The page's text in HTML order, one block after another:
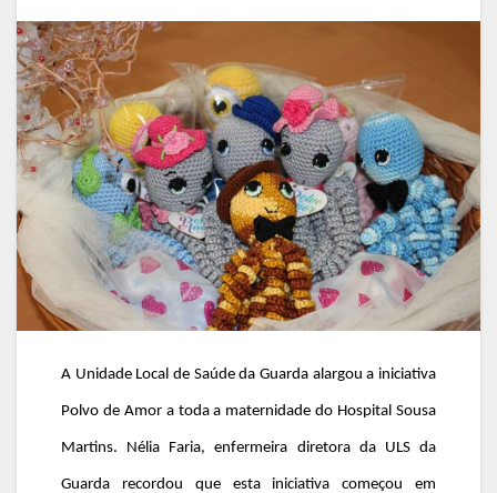
A Unidade Local de Saúde da Guarda alargou a iniciativa
Polvo de Amor a toda a maternidade do Hospital Sousa
Martins. Nélia Faria, enfermeira diretora da ULS da
Guarda recordou que esta iniciativa começou em